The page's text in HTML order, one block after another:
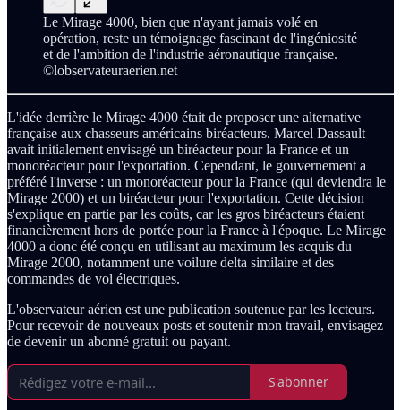
Le Mirage 4000, bien que n'ayant jamais volé en
opération, reste un témoignage fascinant de l'ingéniosité
et de l'ambition de l'industrie aéronautique française.
©lobservateuraerien.net
L'idée derrière le Mirage 4000 était de proposer une alternative
française aux chasseurs américains biréacteurs. Marcel Dassault
avait initialement envisagé un biréacteur pour la France et un
monoréacteur pour l'exportation. Cependant, le gouvernement a
préféré l'inverse : un monoréacteur pour la France (qui deviendra le
Mirage 2000) et un biréacteur pour l'exportation. Cette décision
s'explique en partie par les coûts, car les gros biréacteurs étaient
financièrement hors de portée pour la France à l'époque. Le Mirage
4000 a donc été conçu en utilisant au maximum les acquis du
Mirage 2000, notamment une voilure delta similaire et des
commandes de vol électriques.
L'observateur aérien est une publication soutenue par les lecteurs.
Pour recevoir de nouveaux posts et soutenir mon travail, envisagez
de devenir un abonné gratuit ou payant.
S'abonner